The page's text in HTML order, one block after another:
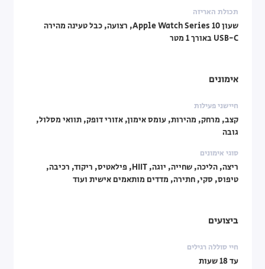
תכולת האריזה
שעון Apple Watch Series 10, רצועה, כבל טעינה מהירה
USB-C באורך 1 מטר
אימונים
חיישני פעילות
קצב, מרחק, מהירות, עומס אימון, אזורי דופק, תוואי מסלול,
גובה
סוגי אימונים
ריצה, הליכה, שחייה, יוגה, HIIT, פילאטיס, ריקוד, רכיבה,
טיפוס, סקי, חתירה, מדדים מותאמים אישית ועוד
ביצועים
חיי סוללה רגילים
עד 18 שעות